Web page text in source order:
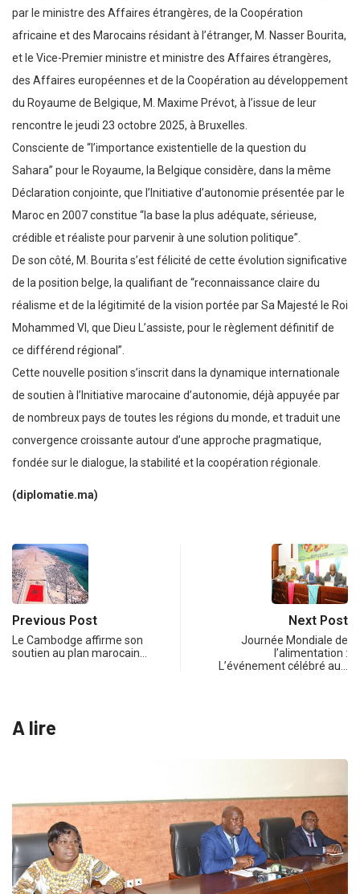
par le ministre des Affaires étrangères, de la Coopération
africaine et des Marocains résidant à l’étranger, M. Nasser Bourita,
et le Vice-Premier ministre et ministre des Affaires étrangères,
des Affaires européennes et de la Coopération au développement
du Royaume de Belgique, M. Maxime Prévot, à l’issue de leur
rencontre le jeudi 23 octobre 2025, à Bruxelles.
Consciente de “l’importance existentielle de la question du
Sahara” pour le Royaume, la Belgique considère, dans la même
Déclaration conjointe, que l’Initiative d’autonomie présentée par le
Maroc en 2007 constitue “la base la plus adéquate, sérieuse,
crédible et réaliste pour parvenir à une solution politique”.
De son côté, M. Bourita s’est félicité de cette évolution significative
de la position belge, la qualifiant de “reconnaissance claire du
réalisme et de la légitimité de la vision portée par Sa Majesté le Roi
Mohammed VI, que Dieu L’assiste, pour le règlement définitif de
ce différend régional”.
Cette nouvelle position s’inscrit dans la dynamique internationale
de soutien à l’Initiative marocaine d’autonomie, déjà appuyée par
de nombreux pays de toutes les régions du monde, et traduit une
convergence croissante autour d’une approche pragmatique,
fondée sur le dialogue, la stabilité et la coopération régionale.
(diplomatie.ma)
Previous Post
Le Cambodge affirme son
soutien au plan marocain…
Next Post
Journée Mondiale de
l’alimentation :
L’événement célébré au…
A lire